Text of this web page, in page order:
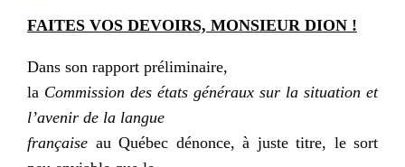
FAITES VOS DEVOIRS, MONSIEUR DION !
Dans son rapport préliminaire,
la Commission des états généraux sur la situation et
l’avenir de la langue
française au Québec dénonce, à juste titre, le sort